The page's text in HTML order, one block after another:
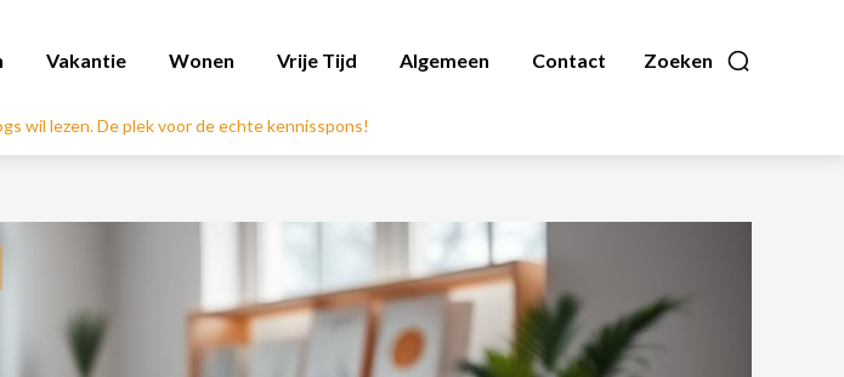
Zoeken
Vakantie Wonen Vrije Tijd Algemeen Contact
wil lezen. De plek voor de echte kennisspons!